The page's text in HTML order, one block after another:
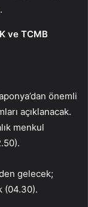
ve TCMB
önemli
açıklanacak.
menkul
gelecek;
(04.30).